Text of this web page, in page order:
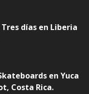
Tres días en Liberia
en Yuca
Costa Rica.